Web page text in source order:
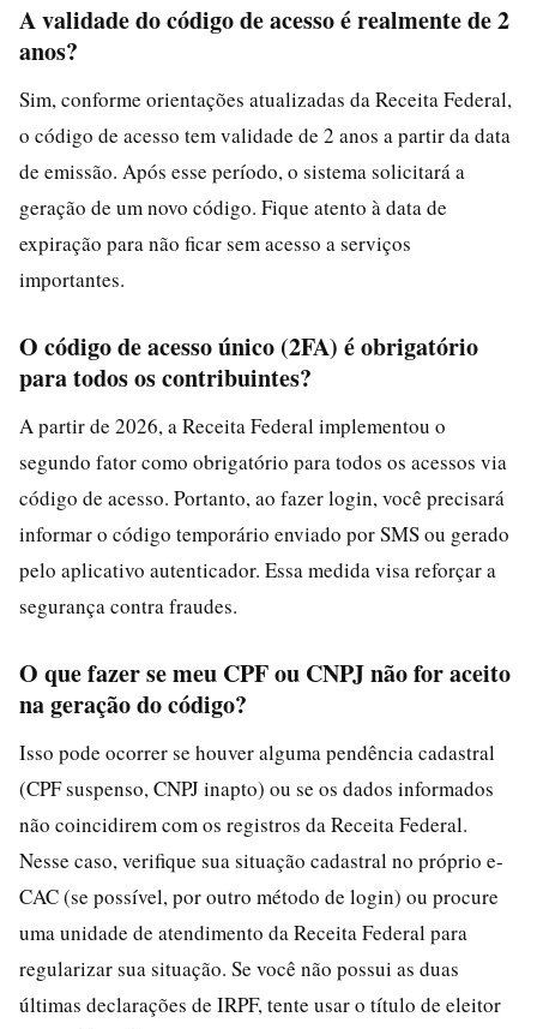
A validade do código de acesso é realmente de 2
anos?
Sim, conforme orientações atualizadas da Receita Federal,
o código de acesso tem validade de 2 anos a partir da data
de emissão. Após esse período, o sistema solicitará a
geração de um novo código. Fique atento à data de
expiração para não ficar sem acesso a serviços
importantes.
O código de acesso único (2FA) é obrigatório
para todos os contribuintes?
A partir de 2026, a Receita Federal implementou o
segundo fator como obrigatório para todos os acessos via
código de acesso. Portanto, ao fazer login, você precisará
informar o código temporário enviado por SMS ou gerado
pelo aplicativo autenticador. Essa medida visa reforçar a
segurança contra fraudes.
O que fazer se meu CPF ou CNPJ não for aceito
na geração do código?
Isso pode ocorrer se houver alguma pendência cadastral
(CPF suspenso, CNPJ inapto) ou se os dados informados
não coincidirem com os registros da Receita Federal.
Nesse caso, verifique sua situação cadastral no próprio e-
CAC (se possível, por outro método de login) ou procure
uma unidade de atendimento da Receita Federal para
regularizar sua situação. Se você não possui as duas
últimas declarações de IRPF, tente usar o título de eleitor